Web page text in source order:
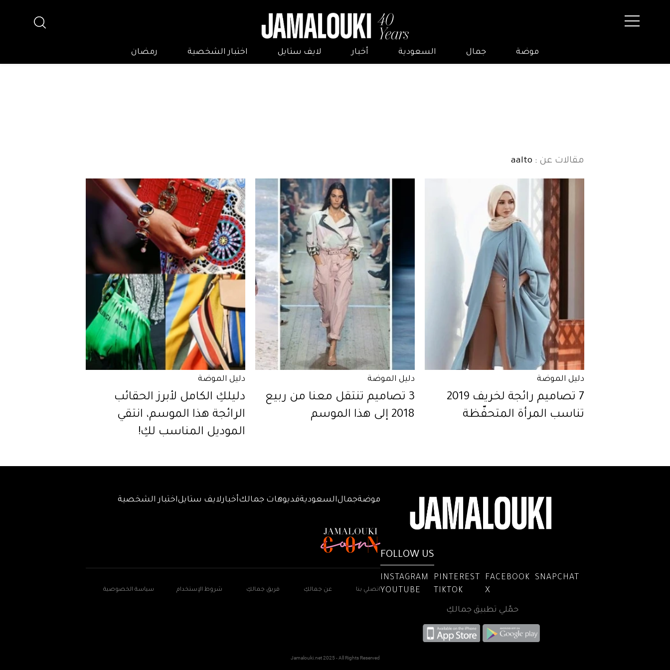
موضة جمال السعودية أخبار لايف ستايل اختبار الشخصية رمضان
مقالات عن : aalto
دليل الموضة
7 تصاميم رائجة لخريف 2019
تناسب المرأة المتحفّظة
دليل الموضة
3 تصاميم تنتقل معنا من ربيع
2018 إلى هذا الموسم
دليل الموضة
دليلكِ الكامل لأبرز الحقائب
الرائجة هذا الموسم، انتقي
الموديل المناسب لكِ!
FOLLOW US
INSTAGRAM PINTEREST FACEBOOK
SNAPCHAT
YOUTUBE
TIKTOK X
حمّلي تطبيق جمالكِ
موضةجمالالسعوديةفديوهات جمالكأخبارلايف ستايلاختبار الشخصية
اتصلي بنا عن جمالكِ فريق جمالكِ شروط الإستخدام سياسة الخصوصية
Jamalouki.net 2025 - All Rights Reserved